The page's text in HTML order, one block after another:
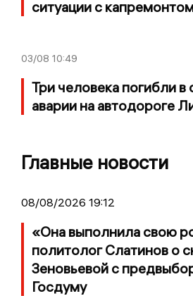
ситуации с
03/08 10:49
Три человека погибли
аварии на автодороге
Главные новости
08/08/2026 19:12
«Она выполнила свою
политолог Слатинов о
Зеновьевой с
Госдуму